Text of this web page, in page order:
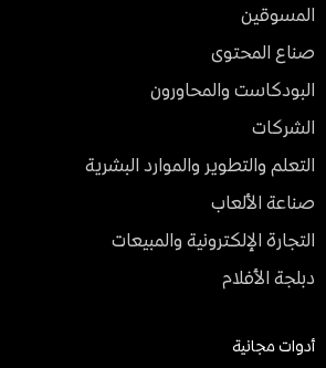
المسوقين
صناع المحتوى
البودكاست والمحاورون
الشركات
التعلم والتطوير والموارد البشرية
صناعة الألعاب
التجارة الإلكترونية والمبيعات
دبلجة الأفلام
أدوات مجانية